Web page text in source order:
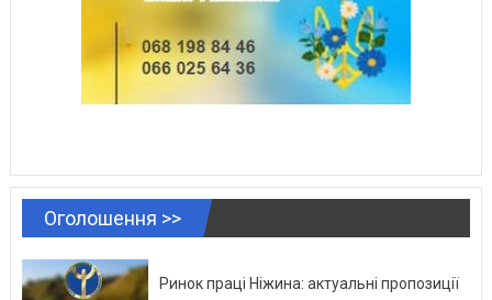
Оголошення >>
Ринок праці Ніжина: актуальні пропозиції